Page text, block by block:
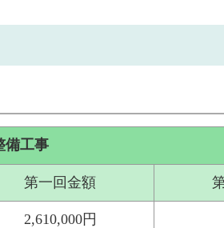
備工事
第一回金額
2,610,000円